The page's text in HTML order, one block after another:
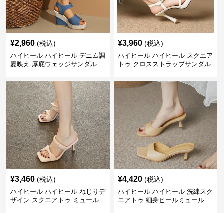
¥2,960 (税込)
ハイヒール ハイヒール デニム調
夏映え 厚底ウェッジサンダル
¥3,960 (税込)
ハイヒール ハイヒール スクエア
トゥ クロスストラップサンダル
¥3,460 (税込)
ハイヒール ハイヒール ねじりデ
ザイン スクエアトゥ ミュール
¥4,420 (税込)
ハイヒール ハイヒール 洗練スク
エアトゥ 細身ヒールミュール